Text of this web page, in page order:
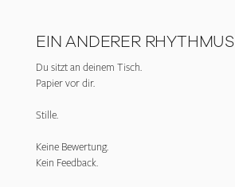
EIN ANDERER RHYTHMUS
Du sitzt an deinem Tisch.
Papier vor dir.
Stille.
Keine Bewertung.
Kein Feedback.